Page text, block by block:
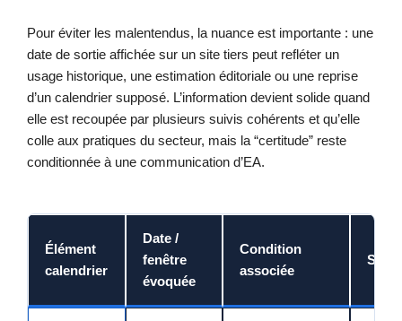
Pour éviter les malentendus, la nuance est importante : une
date de sortie affichée sur un site tiers peut refléter un
usage historique, une estimation éditoriale ou une reprise
d’un calendrier supposé. L’information devient solide quand
elle est recoupée par plusieurs suivis cohérents et qu’elle
colle aux pratiques du secteur, mais la “certitude” reste
conditionnée à une communication d’EA.
Élément
calendrier
Date /
fenêtre
évoquée
Condition
associée